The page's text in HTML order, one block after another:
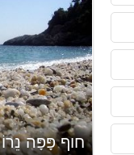
חוף פָּפָּה נֵרוֹ